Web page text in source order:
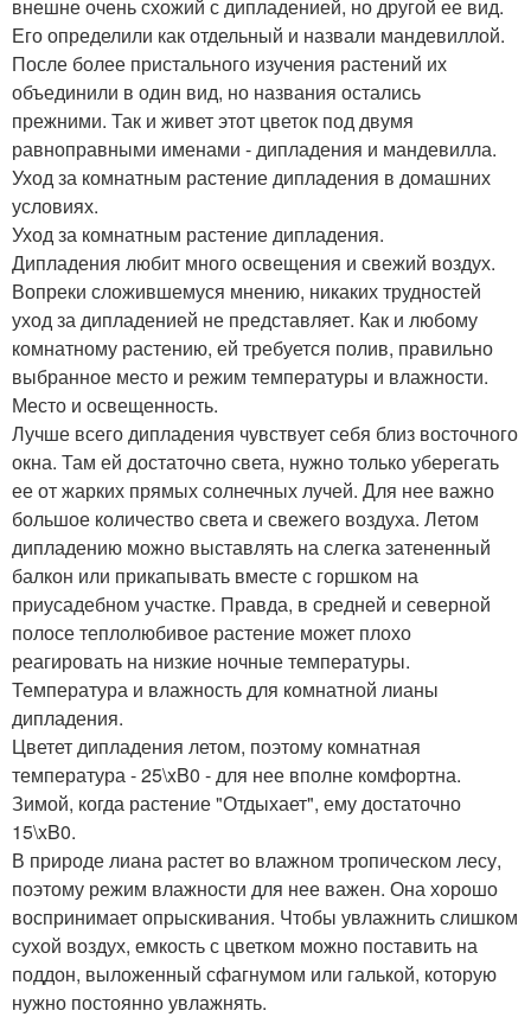
внешне очень схожий с дипладенией, но другой ее вид.
Его определили как отдельный и назвали мандевиллой.
После более пристального изучения растений их
объединили в один вид, но названия остались
прежними. Так и живет этот цветок под двумя
равноправными именами - дипладения и мандевилла.
Уход за комнатным растение дипладения в домашних
условиях.
Уход за комнатным растение дипладения.
Дипладения любит много освещения и свежий воздух.
Вопреки сложившемуся мнению, никаких трудностей
уход за дипладенией не представляет. Как и любому
комнатному растению, ей требуется полив, правильно
выбранное место и режим температуры и влажности.
Место и освещенность.
Лучше всего дипладения чувствует себя близ восточного
окна. Там ей достаточно света, нужно только уберегать
ее от жарких прямых солнечных лучей. Для нее важно
большое количество света и свежего воздуха. Летом
дипладению можно выставлять на слегка затененный
балкон или прикапывать вместе с горшком на
приусадебном участке. Правда, в средней и северной
полосе теплолюбивое растение может плохо
реагировать на низкие ночные температуры.
Температура и влажность для комнатной лианы
дипладения.
Цветет дипладения летом, поэтому комнатная
температура - 25\xB0 - для нее вполне комфортна.
Зимой, когда растение "Отдыхает", ему достаточно
15\xB0.
В природе лиана растет во влажном тропическом лесу,
поэтому режим влажности для нее важен. Она хорошо
воспринимает опрыскивания. Чтобы увлажнить слишком
сухой воздух, емкость с цветком можно поставить на
поддон, выложенный сфагнумом или галькой, которую
нужно постоянно увлажнять.